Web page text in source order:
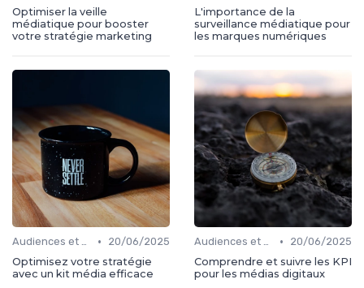
Optimiser la veille
médiatique pour booster
votre stratégie marketing
L'importance de la
surveillance médiatique pour
les marques numériques
Audiences et engagement •
20/06/2025
Optimisez votre stratégie
avec un kit média efficace
Audiences et engagement •
20/06/2025
Comprendre et suivre les KPI
pour les médias digitaux